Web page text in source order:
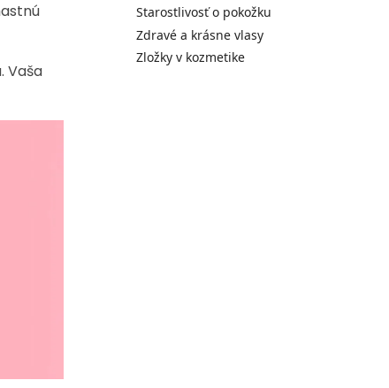
Vaša
Starostlivosť o pokožku
Zdravé a krásne vlasy
Zložky v kozmetike